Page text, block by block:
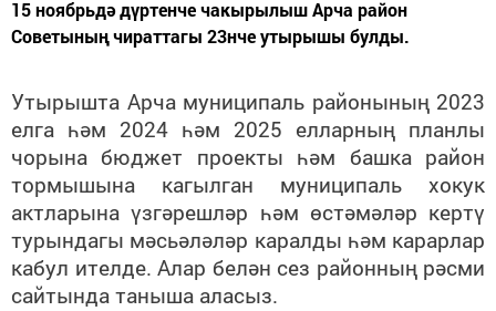
15 ноябрьдә дүртенче чакырылыш Арча район
Советының чираттагы 23нче утырышы булды.
Утырышта Арча муниципаль районының 2023
елга һәм 2024 һәм 2025 елларның планлы
чорына бюджет проекты һәм башка район
тормышына кагылган муниципаль хокук
актларына үзгәрешләр һәм өстәмәләр кертү
турындагы мәсьәләләр каралды һәм карарлар
кабул ителде. Алар белән сез районның рәсми
сайтында таныша аласыз.